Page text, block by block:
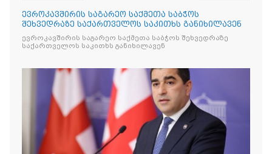
ევროკავშირის საგარეო საქმეთა საბჭოს
შეხვედრაზე საქართველოს საკითხს განიხილავენ
ევროკავშირის საგარეო საქმეთა საბჭოს შეხვედრაზე
საქართველოს საკითხს განიხილავენ